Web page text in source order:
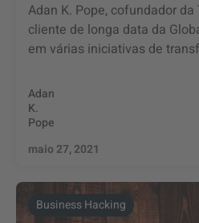
Adan K. Pope, cofundador
cliente de longa data da
em várias iniciativas de
Adan
K.
Pope
maio 27, 2021
Business Hacking